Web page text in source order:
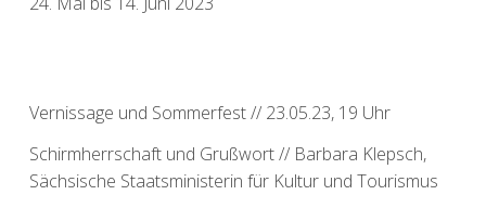
Vernissage und Sommerfest // 23.05.23, 19 Uhr
Schirmherrschaft und Grußwort // Barbara Klepsch,
Sächsische Staatsministerin für Kultur und Tourismus